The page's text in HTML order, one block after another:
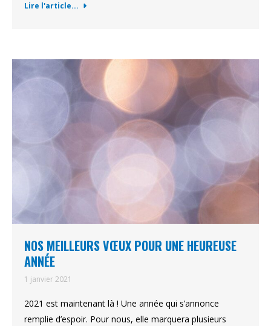
Lire l'article...
NOS MEILLEURS VŒUX POUR UNE HEUREUSE
ANNÉE
1 janvier 2021
2021 est maintenant là ! Une année qui s’annonce
remplie d’espoir. Pour nous, elle marquera plusieurs